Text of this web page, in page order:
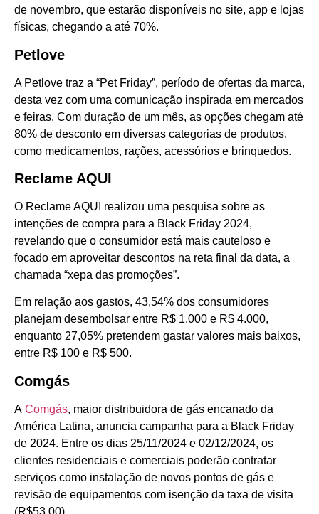
de novembro, que estarão disponíveis no site, app e lojas
físicas, chegando a até 70%.
Petlove
A Petlove traz a “Pet Friday”, período de ofertas da marca,
desta vez com uma comunicação inspirada em mercados
e feiras. Com duração de um mês, as opções chegam até
80% de desconto em diversas categorias de produtos,
como medicamentos, rações, acessórios e brinquedos.
Reclame AQUI
O Reclame AQUI realizou uma pesquisa sobre as
intenções de compra para a Black Friday 2024,
revelando que o consumidor está mais cauteloso e
focado em aproveitar descontos na reta final da data, a
chamada “xepa das promoções”.
Em relação aos gastos, 43,54% dos consumidores
planejam desembolsar entre R$ 1.000 e R$ 4.000,
enquanto 27,05% pretendem gastar valores mais baixos,
entre R$ 100 e R$ 500.
Comgás
A Comgás, maior distribuidora de gás encanado da
América Latina, anuncia campanha para a Black Friday
de 2024. Entre os dias 25/11/2024 e 02/12/2024, os
clientes residenciais e comerciais poderão contratar
serviços como instalação de novos pontos de gás e
revisão de equipamentos com isenção da taxa de visita
(R$53,00).